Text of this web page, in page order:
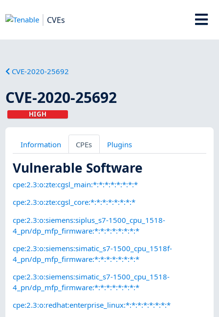
CVEs
CVE-2020-25692
CVE-2020-25692
HIGH
Information CPEs Plugins
Vulnerable Software
cpe:2.3:o:zte:cgsl_main:*:*:*:*:*:*:*:*
cpe:2.3:o:zte:cgsl_core:*:*:*:*:*:*:*:*
cpe:2.3:o:siemens:siplus_s7-1500_cpu_1518-
4_pn/dp_mfp_firmware:*:*:*:*:*:*:*:*
cpe:2.3:o:siemens:simatic_s7-1500_cpu_1518f-
4_pn/dp_mfp_firmware:*:*:*:*:*:*:*:*
cpe:2.3:o:siemens:simatic_s7-1500_cpu_1518-
4_pn/dp_mfp_firmware:*:*:*:*:*:*:*:*
cpe:2.3:o:redhat:enterprise_linux:*:*:*:*:*:*:*:*